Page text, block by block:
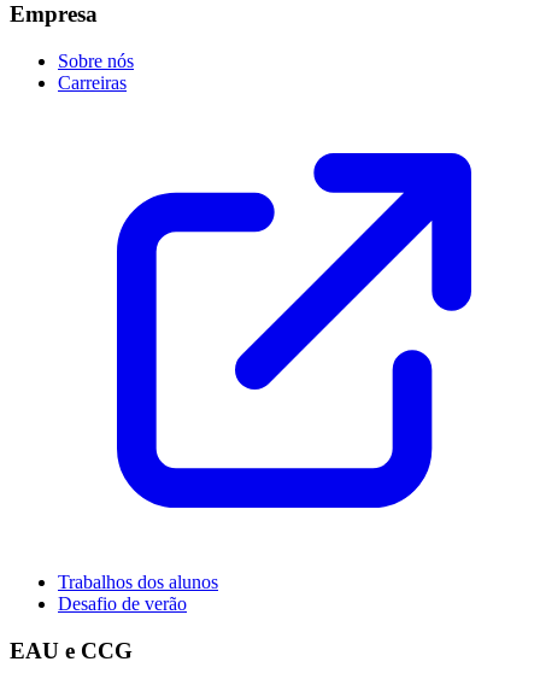
Empresa
Sobre nós
Carreiras
Trabalhos dos alunos
Desafio de verão
EAU e CCG